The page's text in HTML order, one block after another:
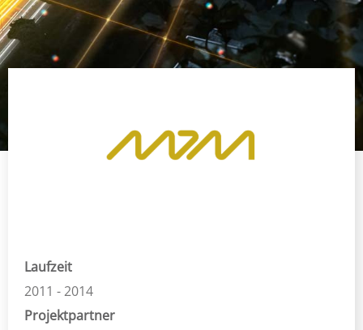
Laufzeit
2011 - 2014
Projektpartner